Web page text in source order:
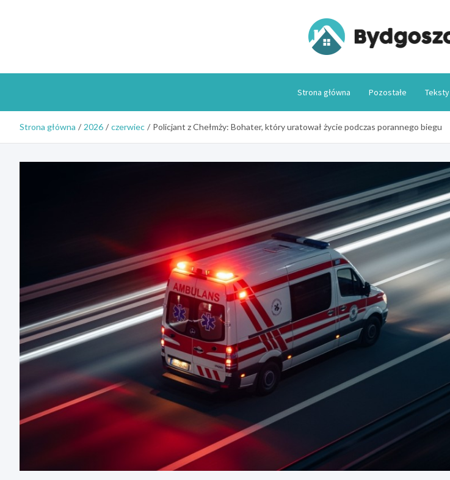
Strona główna Pozostałe Teksty
Strona główna 2026 czerwiec Policjant z Chełmży: Bohater, który uratował życie podczas porannego biegu